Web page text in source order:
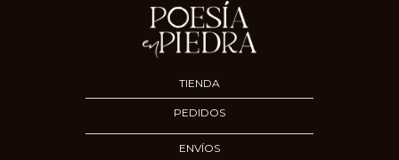
TIENDA
PEDIDOS
ENVÍOS